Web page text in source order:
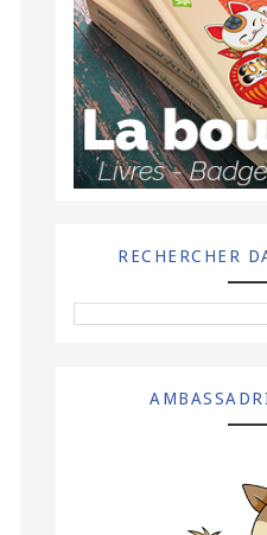
RECHERCHER